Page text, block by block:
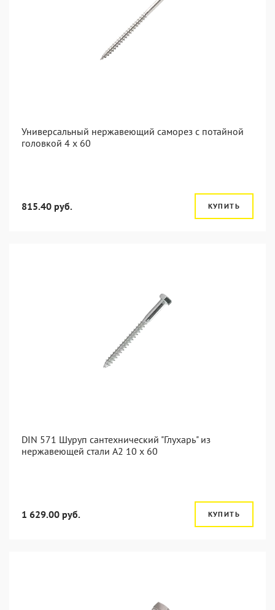
Универсальный нержавеющий саморез с потайной
головкой 4 x 60
815.40 руб. КУПИТЬ
DIN 571 Шуруп сантехнический "Глухарь" из
нержавеющей стали А2 10 x 60
1 629.00 руб. КУПИТЬ